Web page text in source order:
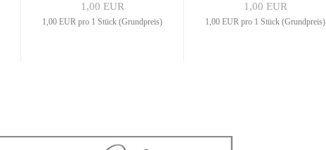
1,00 EUR
1,00 EUR pro 1 Stück (Grundpreis)
1,00 EUR
1,00 EUR pro 1 Stück (Grundpreis)